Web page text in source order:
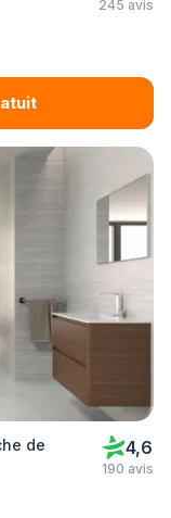
245 avis
de
4,6
190 avis